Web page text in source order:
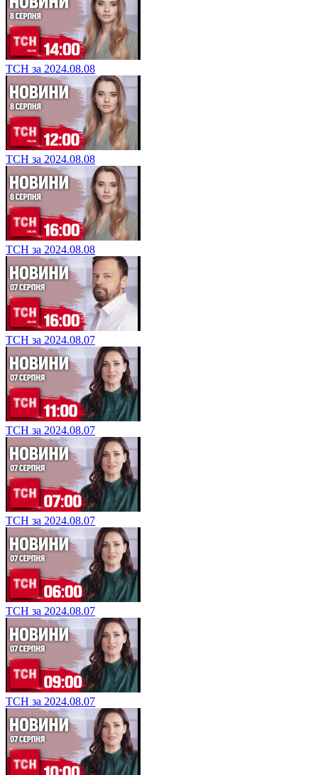
ТСН за 2024.08.08
ТСН за 2024.08.08
ТСН за 2024.08.08
ТСН за 2024.08.07
ТСН за 2024.08.07
ТСН за 2024.08.07
ТСН за 2024.08.07
ТСН за 2024.08.07